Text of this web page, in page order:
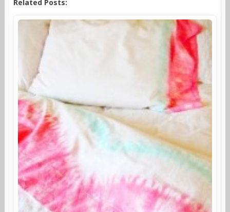
Related Posts: